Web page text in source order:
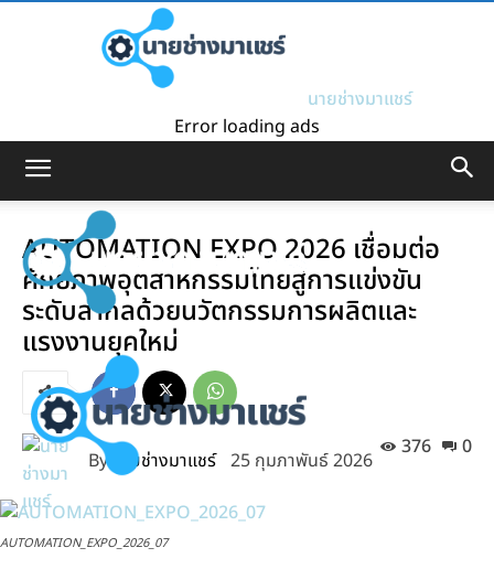
นายช่างมาแชร์
Error loading ads
AUTOMATION EXPO 2026 เชื่อมต่อ
ศักยภาพอุตสาหกรรมไทยสู่การแข่งขัน
ระดับสากลด้วยนวัตกรรมการผลิตและ
แรงงานยุคใหม่
0
376
By นายช่างมาแชร์ 25 กุมภาพันธ์ 2026
AUTOMATION_EXPO_2026_07